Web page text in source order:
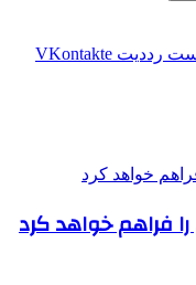
‫رددیت ‫VKontakte
فراهم خواهد کرد